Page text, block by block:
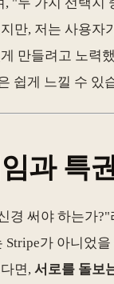
만, 저는 사용
만들려고 노력
쉽게 느낄 수 있
과 특권
경 써야 하는가
Stripe가 아니었
면, 서로를 돌보